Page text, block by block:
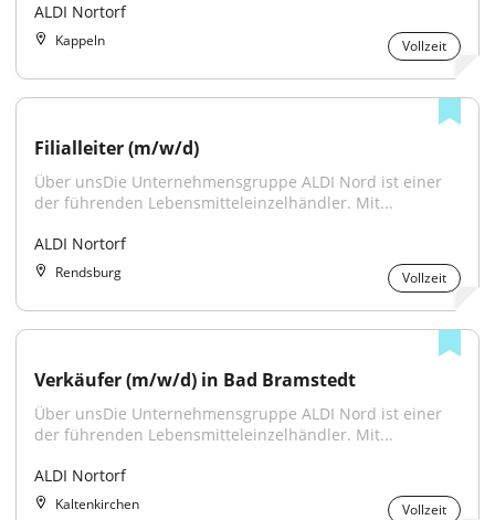
ALDI Nortorf
Kappeln Vollzeit
Filialleiter (m/w/d)
Über unsDie Unternehmensgruppe ALDI Nord ist einer
der führenden Lebensmitteleinzelhändler. Mit...
ALDI Nortorf
Rendsburg Vollzeit
Verkäufer (m/w/d) in Bad Bramstedt
Über unsDie Unternehmensgruppe ALDI Nord ist einer
der führenden Lebensmitteleinzelhändler. Mit...
ALDI Nortorf
Kaltenkirchen Vollzeit